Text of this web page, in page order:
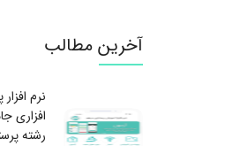
آخرین مطالب
نرم
افزاری
رشته